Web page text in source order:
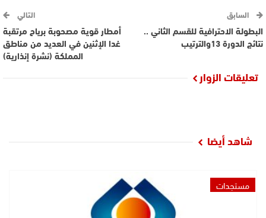
السابق
البطولة الاحترافية للقسم الثاني ..
نتائج الدورة 13والترتيب
التالي
أمطار قوية مصحوبة برياح مرتقبة
غدا الإثنين في العديد من مناطق
المملكة (نشرة إنذارية)
تعليقات الزوار
شاهد أيضا
مستجدات